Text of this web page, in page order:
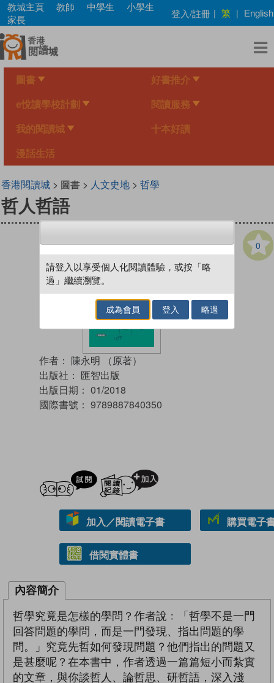
Skip
main
content
教城主頁 教師 中學生
小學生
家長
登入/註冊 | 繁 | English
圖書 好書推介
e悅讀學校計劃 閱讀服務
我的閱讀城 十本好讀
漫話生活
香港閱讀城> 圖書 > 人文史地> 哲學
哲人哲語
0
作者： 陳永明 （原著）
出版社： 匯智出版
出版日期： 01/2018
國際書號： 9789887840350
試閲
加入／閱讀電子書 購買電子
借閱實體書
內容簡介
哲學究竟是怎樣的學問？作者說﹕「哲學不是一門
回答問題的學問，而是一門發現、指出問題的學
問。」究竟先哲如何發現問題？他們指出的問題又
是甚麼呢？在本書中，作者透過一篇篇短小而紮實
的文章，與你談哲人、論哲思、研哲語，深入淺
請登入以享受個人化閱讀體驗，或按「略
過」繼續瀏覽。
成為會員 登入 略過